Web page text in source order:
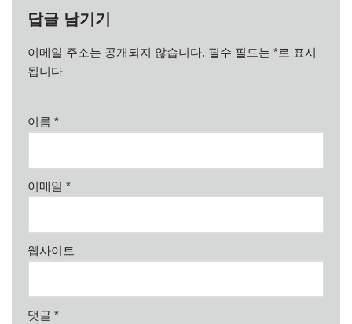
답글 남기기
이메일 주소는 공개되지 않습니다. 필수 필드는 *로 표시
됩니다
이름 *
이메일 *
웹사이트
댓글 *